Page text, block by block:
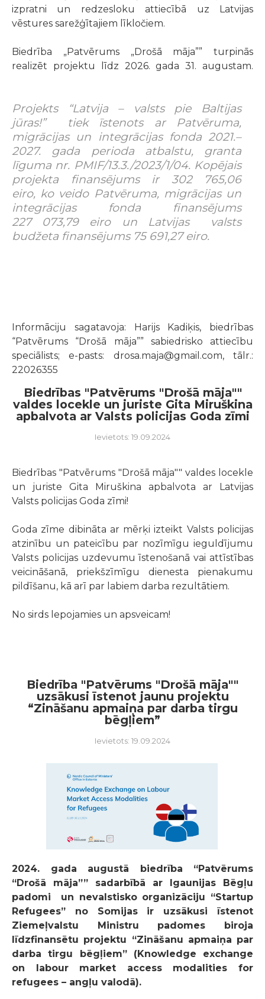
izpratni un redzesloku attiecībā uz Latvijas
vēstures sarežģītajiem līkločiem.
Biedrība „Patvērums „Drošā māja”” turpinās
realizēt projektu līdz 2026. gada 31. augustam.
Projekts “Latvija – valsts pie Baltijas
jūras!” tiek īstenots ar Patvēruma,
migrācijas un integrācijas fonda 2021.–
2027. gada perioda atbalstu, granta
līguma nr. PMIF/13.3./2023/1/04. Kopējais
projekta finansējums ir 302 765,06
eiro, ko veido Patvēruma, migrācijas un
integrācijas fonda finansējums
227 073,79 eiro un Latvijas valsts
budžeta finansējums 75 691,27 eiro.
Informāciju sagatavoja: Harijs Kadiķis, biedrības
“Patvērums “Drošā māja”” sabiedrisko attiecību
speciālists; e-pasts: drosa.maja@gmail.com, tālr.:
22026355
Biedrības "Patvērums "Drošā māja""
valdes locekle un juriste Gita Miruškina
apbalvota ar Valsts policijas Goda zīmi
Ievietots: 19.09.2024
Biedrības "Patvērums "Drošā māja"" valdes locekle
un juriste Gita Miruškina apbalvota ar Latvijas
Valsts policijas Goda zīmi!
Goda zīme dibināta ar mērķi izteikt Valsts policijas
atzinību un pateicību par nozīmīgu ieguldījumu
Valsts policijas uzdevumu īstenošanā vai attīstības
veicināšanā, priekšzīmīgu dienesta pienakumu
pildīšanu, kā arī par labiem darba rezultātiem.
No sirds lepojamies un apsveicam!
Biedrība "Patvērums "Drošā māja""
uzsākusi īstenot jaunu projektu
“Zināšanu apmaiņa par darba tirgu
bēgļiem”
Ievietots: 19.09.2024
2024. gada augustā biedrība “Patvērums
“Drošā māja”” sadarbībā ar Igaunijas Bēgļu
padomi un nevalstisko organizāciju “Startup
Refugees” no Somijas ir uzsākusi īstenot
Ziemeļvalstu Ministru padomes biroja
līdzfinansētu projektu “Zināšanu apmaiņa par
darba tirgu bēgļiem” (Knowledge exchange
on labour market access modalities for
refugees – angļu valodā).